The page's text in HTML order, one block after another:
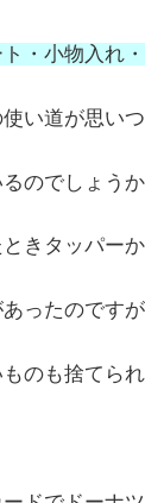
・小物入れ
い道が思いつ
のでしょうか
きタッパー
ったのです
のも捨てられ